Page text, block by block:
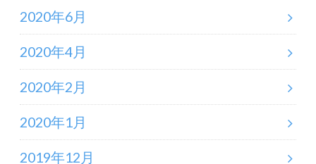
2020年6月
2020年4月
2020年2月
2020年1月
2019年12月